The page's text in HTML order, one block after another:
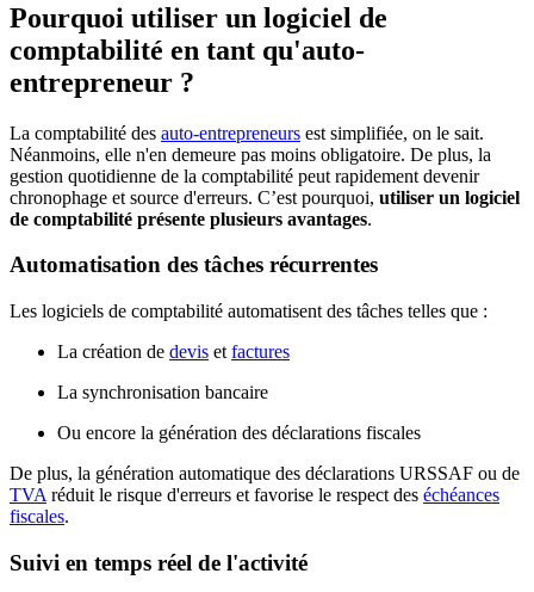
Pourquoi utiliser un logiciel de
comptabilité en tant qu'auto-
entrepreneur ?
La comptabilité des auto-entrepreneurs est simplifiée, on le sait.
Néanmoins, elle n'en demeure pas moins obligatoire. De plus, la
gestion quotidienne de la comptabilité peut rapidement devenir
chronophage et source d'erreurs. C’est pourquoi, utiliser un logiciel
de comptabilité présente plusieurs avantages.
Automatisation des tâches récurrentes
Les logiciels de comptabilité automatisent des tâches telles que :
La création de devis et factures
La synchronisation bancaire
Ou encore la génération des déclarations fiscales
De plus, la génération automatique des déclarations URSSAF ou de
TVA réduit le risque d'erreurs et favorise le respect des échéances
fiscales.
Suivi en temps réel de l'activité